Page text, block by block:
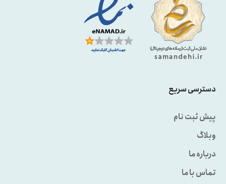
دسترسی سریع
پیش ثبت نام
وبلاگ
درباره ما
تماس با ما